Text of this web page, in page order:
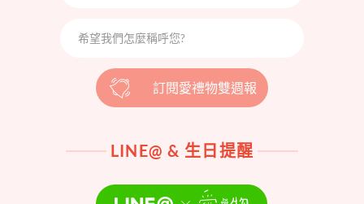
訂閱愛禮物雙週報
LINE@ & 生日提醒